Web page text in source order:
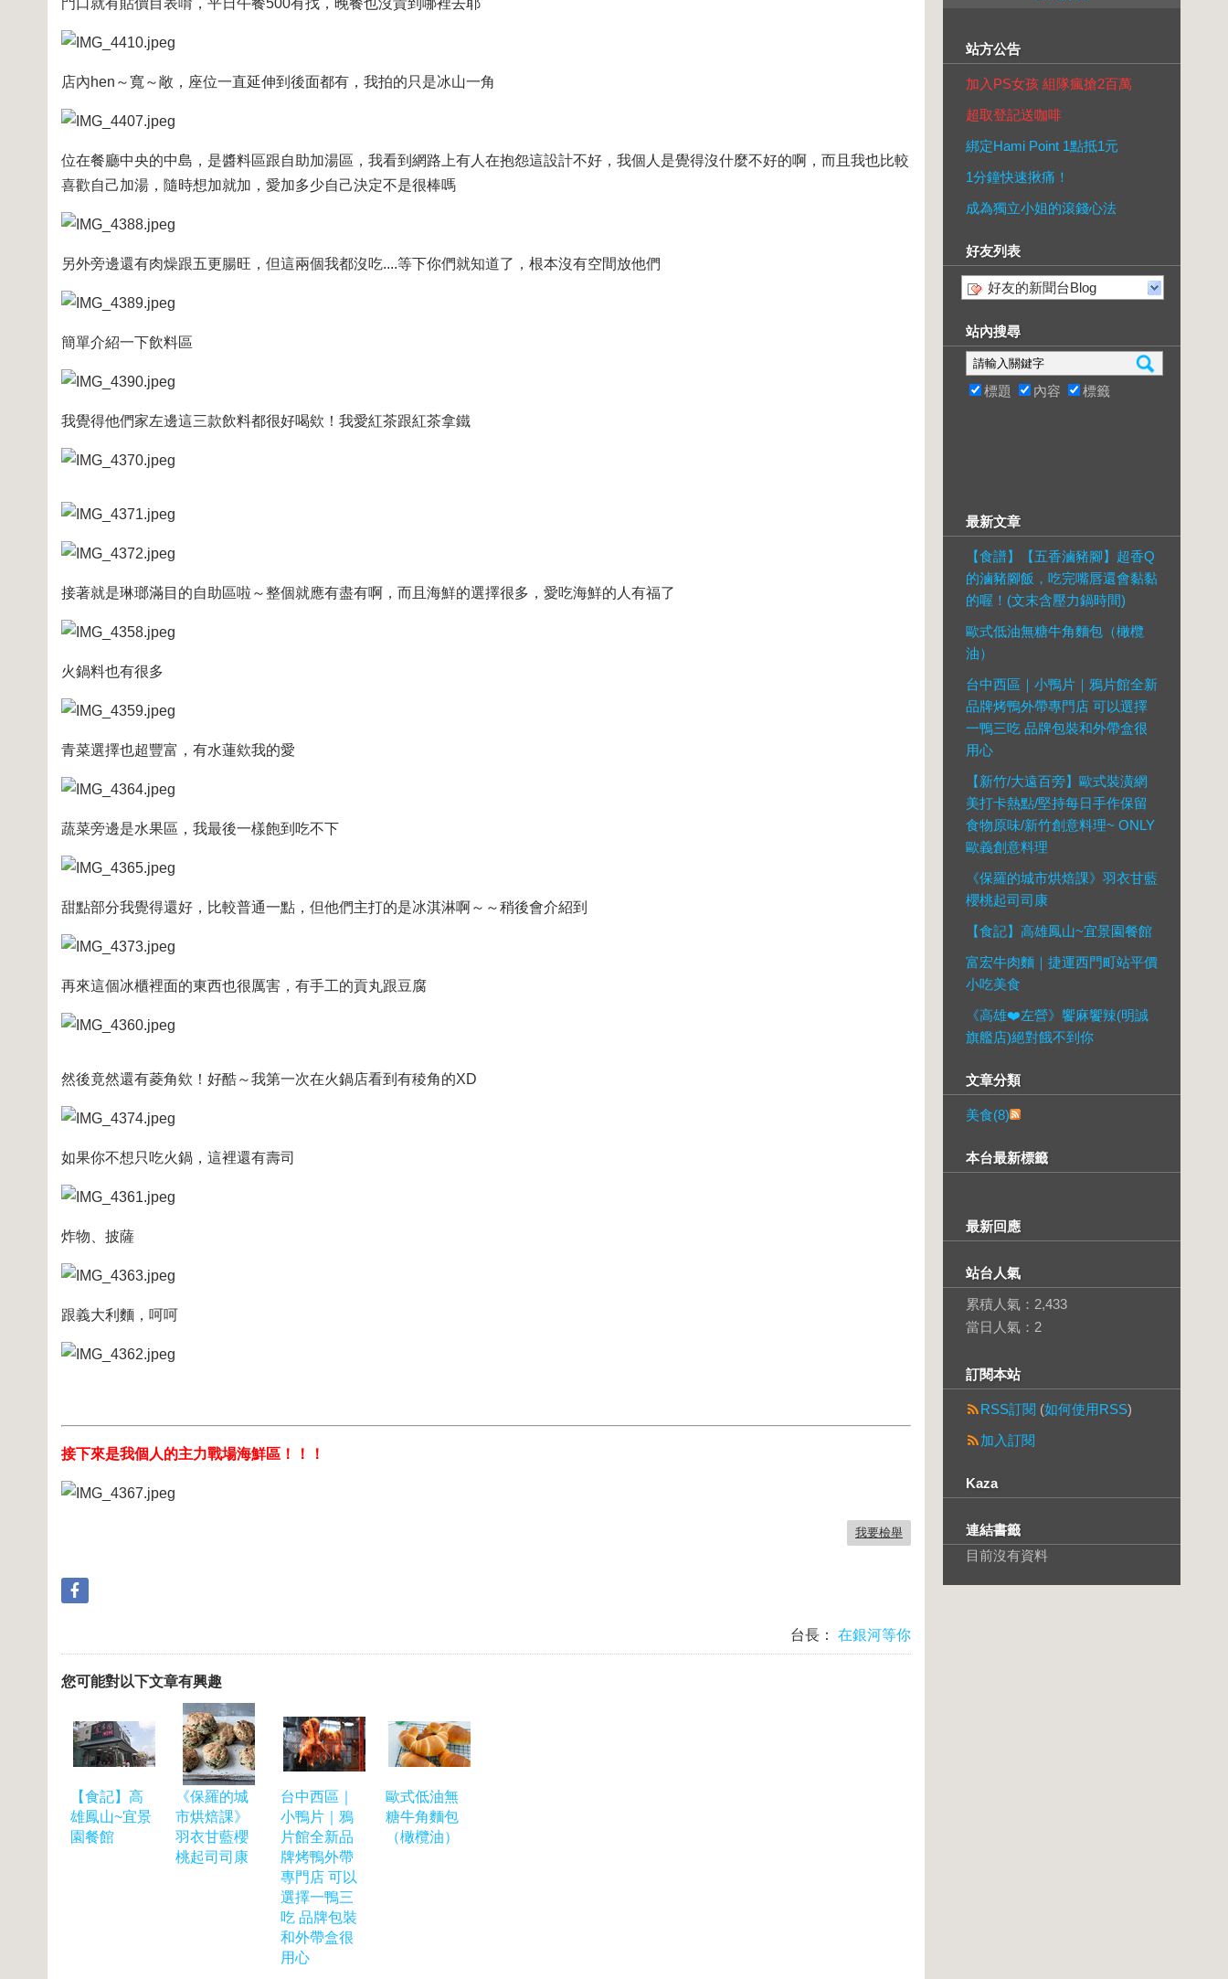
門口就有貼價目表唷，平日午餐500有找，晚餐也沒貴到哪裡去耶
店內hen～寬～敞，座位一直延伸到後面都有，我拍的只是冰山一角
位在餐廳中央的中島，是醬料區跟自助加湯區，我看到網路上有人在抱怨這設計不好，我個人是覺得沒什麼不好的啊，而且我也比較
喜歡自己加湯，隨時想加就加，愛加多少自己決定不是很棒嗎
另外旁邊還有肉燥跟五更腸旺，但這兩個我都沒吃....等下你們就知道了，根本沒有空間放他們
簡單介紹一下飲料區
我覺得他們家左邊這三款飲料都很好喝欸！我愛紅茶跟紅茶拿鐵
接著就是琳瑯滿目的自助區啦～整個就應有盡有啊，而且海鮮的選擇很多，愛吃海鮮的人有福了
火鍋料也有很多
青菜選擇也超豐富，有水蓮欸我的愛
蔬菜旁邊是水果區，我最後一樣飽到吃不下
甜點部分我覺得還好，比較普通一點，但他們主打的是冰淇淋啊～～稍後會介紹到
再來這個冰櫃裡面的東西也很厲害，有手工的貢丸跟豆腐
然後竟然還有菱角欸！好酷～我第一次在火鍋店看到有稜角的XD
如果你不想只吃火鍋，這裡還有壽司
炸物、披薩
跟義大利麵，呵呵
接下來是我個人的主力戰場海鮮區！！！
我要檢舉
台長： 在銀河等你
您可能對以下文章有興趣
【食記】高
雄鳳山~宜景
園餐館
《保羅的城
市烘焙課》
羽衣甘藍櫻
桃起司司康
台中西區｜
小鴨片｜鴉
片館全新品
牌烤鴨外帶
專門店 可以
選擇一鴨三
吃 品牌包裝
和外帶盒很
用心
歐式低油無
糖牛角麵包
（橄欖油）
站方公告
加入PS女孩 組隊瘋搶2百萬
超取登記送咖啡
綁定Hami Point 1點抵1元
1分鐘快速揪痛！
成為獨立小姐的滾錢心法
好友列表
好友的新聞台Blog
站內搜尋
標題 內容 標籤
最新文章
【食譜】【五香滷豬腳】超香Q
的滷豬腳飯，吃完嘴唇還會黏黏
的喔！(文末含壓力鍋時間)
歐式低油無糖牛角麵包（橄欖
油）
台中西區｜小鴨片｜鴉片館全新
品牌烤鴨外帶專門店 可以選擇
一鴨三吃 品牌包裝和外帶盒很
用心
【新竹/大遠百旁】歐式裝潢網
美打卡熱點/堅持每日手作保留
食物原味/新竹創意料理~ ONLY
歐義創意料理
《保羅的城市烘焙課》羽衣甘藍
櫻桃起司司康
【食記】高雄鳳山~宜景園餐館
富宏牛肉麵｜捷運西門町站平價
小吃美食
《高雄❤️左營》饗麻饗辣(明誠
旗艦店)絕對餓不到你
文章分類
美食(8)
本台最新標籤
最新回應
站台人氣
累積人氣： 2,433
當日人氣： 2
訂閱本站
RSS訂閱 (如何使用RSS)
加入訂閱
Kaza
連結書籤
目前沒有資料